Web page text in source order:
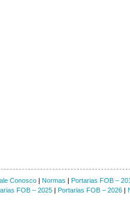
Conosco| Normas | Portarias FOB –
FOB – 2025| Portarias FOB – 2026|